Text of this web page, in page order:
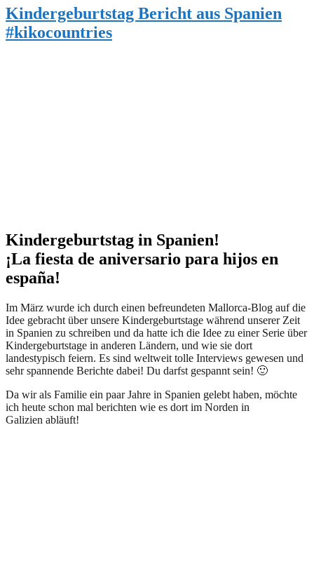
Kindergeburtstag Bericht aus Spanien
#kikocountries
Kindergeburtstag in Spanien!
¡La fiesta de aniversario para hijos en
españa!
Im März wurde ich durch einen befreundeten Mallorca-Blog auf die
Idee gebracht über unsere Kindergeburtstage während unserer Zeit
in Spanien zu schreiben und da hatte ich die Idee zu einer Serie über
Kindergeburtstage in anderen Ländern, und wie sie dort
landestypisch feiern. Es sind weltweit tolle Interviews gewesen und
sehr spannende Berichte dabei! Du darfst gespannt sein! 🙂
Da wir als Familie ein paar Jahre in Spanien gelebt haben, möchte
ich heute schon mal berichten wie es dort im Norden in
Galizien abläuft!